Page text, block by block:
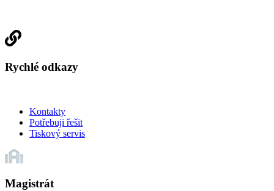
Rychlé odkazy
Kontakty
Potřebuji řešit
Tiskový servis
Magistrát